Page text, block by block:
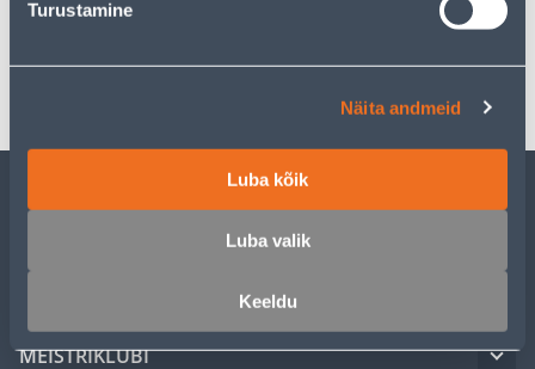
Turustamine
Näita andmeid
Luba kõik
Luba valik
Keeldu
Transport
MEISTRIKLUBI